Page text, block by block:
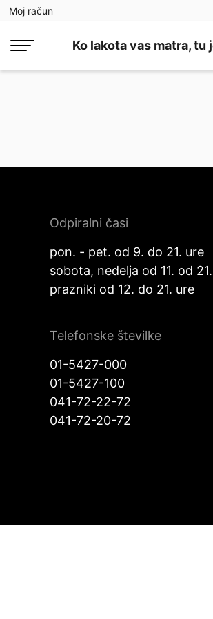
Moj račun
Ko lakota vas matra, tu
Odpiralni časi
pon. - pet. od 9. do 21. ure
sobota, nedelja od 11. od
prazniki od 12. do 21. ure
Telefonske številke
01-5427-000
01-5427-100
041-72-22-72
041-72-20-72